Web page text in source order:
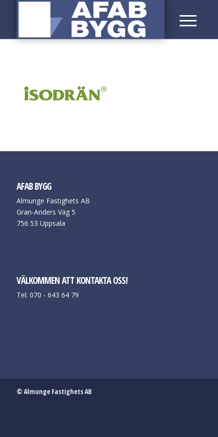
AFAB BYGG
Almunge Fastighets AB
Gran-Anders Väg 5
756 53 Uppsala
VÄLKOMMEN ATT KONTAKTA OSS!
Tel: 070 - 643 64 79
© Almunge Fastighets AB